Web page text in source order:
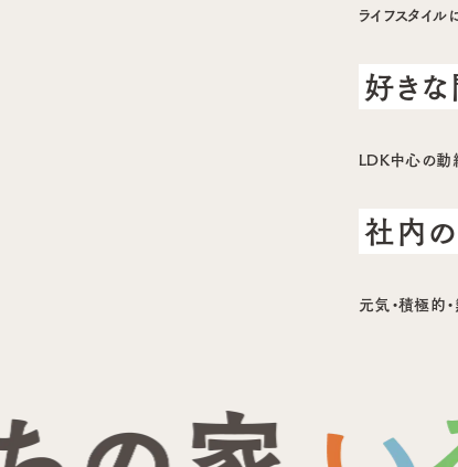
ライフスタイ
好きな
LDK中心の動
社内
元気・積極的